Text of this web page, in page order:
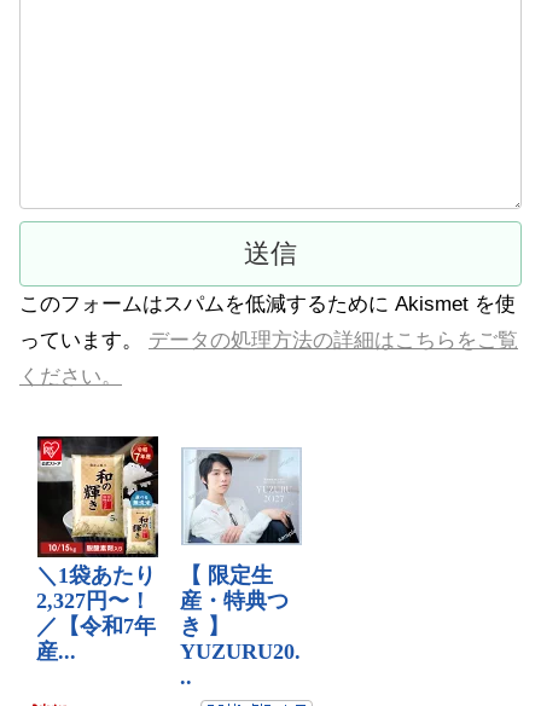
このフォームはスパムを低減するために Akismet を使
っています。 データの処理方法の詳細はこちらをご覧
ください。